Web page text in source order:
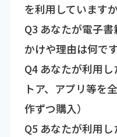
を利用しています
Q3 あなたが電子
かけや理由は何で
Q4 あなたが利用
トア、アプリ等を
作ずつ購入）
Q5 あなたが利用